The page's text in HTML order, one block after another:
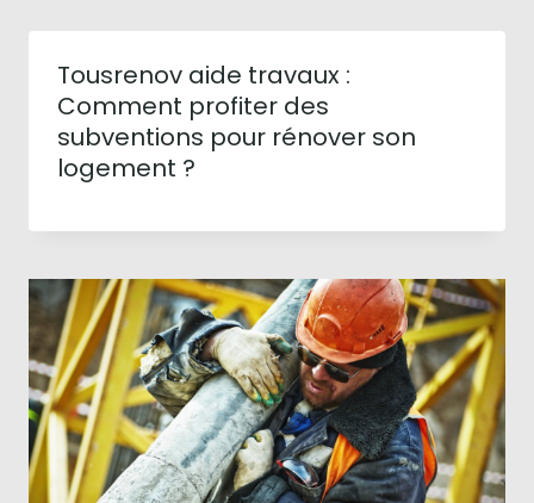
Tousrenov aide travaux :
Comment profiter des
subventions pour rénover son
logement ?